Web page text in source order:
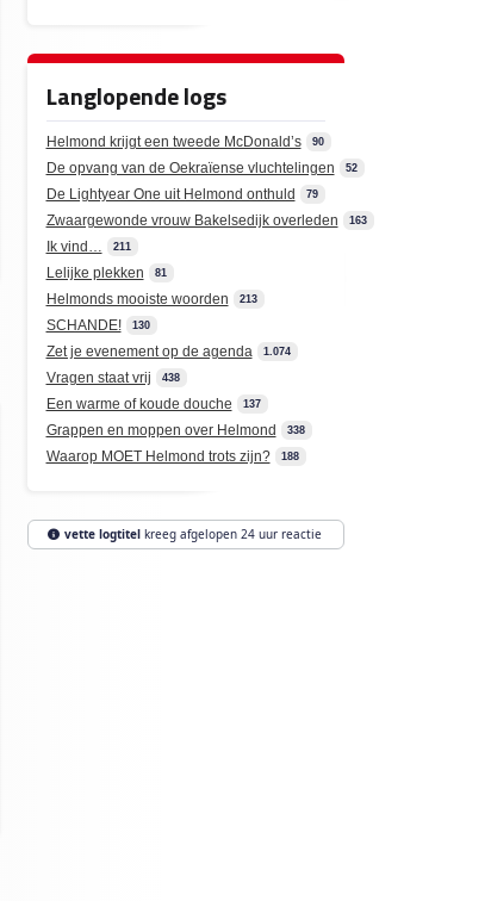
Langlopende logs
Helmond krijgt een tweede McDonald’s 90
De opvang van de Oekraïense vluchtelingen 52
De Lightyear One uit Helmond onthuld 79
Zwaargewonde vrouw Bakelsedijk overleden 163
Ik vind… 211
Lelijke plekken 81
Helmonds mooiste woorden 213
SCHANDE! 130
Zet je evenement op de agenda 1.074
Vragen staat vrij 438
Een warme of koude douche 137
Grappen en moppen over Helmond 338
Waarop MOET Helmond trots zijn? 188
vette logtitelkreeg afgelopen 24 uur reactie